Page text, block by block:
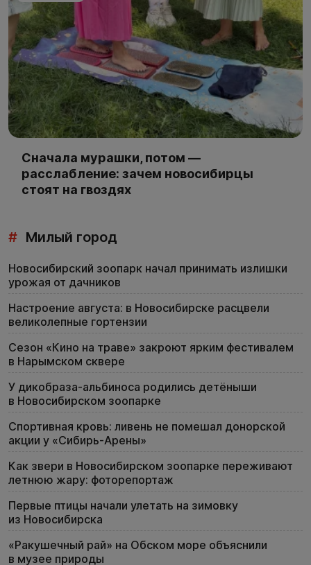
Сначала мурашки, потом —
расслабление: зачем новосибирцы
стоят на гвоздях
# Милый город
Новосибирский зоопарк начал принимать излишки
урожая от дачников
Настроение августа: в Новосибирске расцвели
великолепные гортензии
Сезон «Кино на траве» закроют ярким фестивалем
в Нарымском сквере
У дикобраза-альбиноса родились детёныши
в Новосибирском зоопарке
Спортивная кровь: ливень не помешал донорской
акции у «Сибирь-Арены»
Как звери в Новосибирском зоопарке переживают
летнюю жару: фоторепортаж
Первые птицы начали улетать на зимовку
из Новосибирска
«Ракушечный рай» на Обском море объяснили
в музее природы